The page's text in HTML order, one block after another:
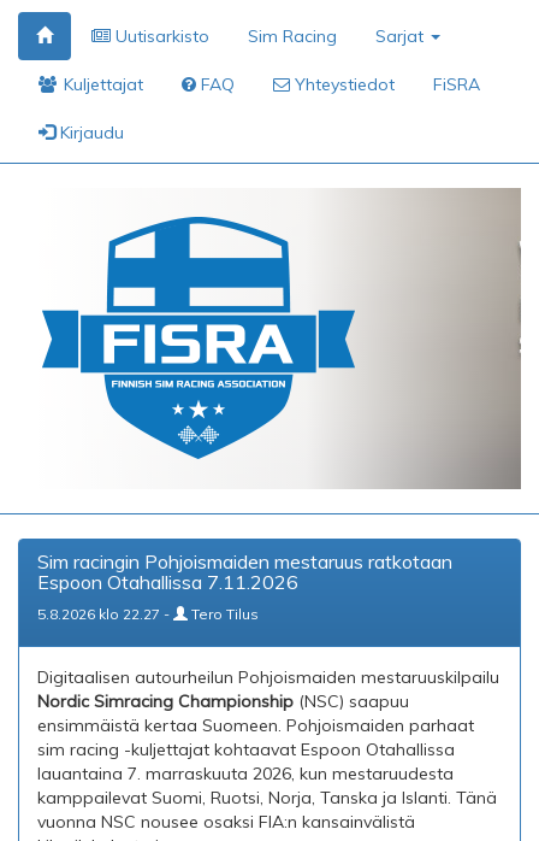
Uutisarkisto Sim Racing Sarjat
Kuljettajat FAQ Yhteystiedot FiSRA
Kirjaudu
Sim racingin Pohjoismaiden mestaruus ratkotaan
Espoon Otahallissa 7.11.2026
5.8.2026 klo 22.27 - Tero Tilus
Digitaalisen autourheilun Pohjoismaiden mestaruuskilpailu
Nordic Simracing Championship (NSC) saapuu
ensimmäistä kertaa Suomeen. Pohjoismaiden parhaat
sim racing -kuljettajat kohtaavat Espoon Otahallissa
lauantaina 7. marraskuuta 2026, kun mestaruudesta
kamppailevat Suomi, Ruotsi, Norja, Tanska ja Islanti. Tänä
vuonna NSC nousee osaksi FIA:n kansainvälistä